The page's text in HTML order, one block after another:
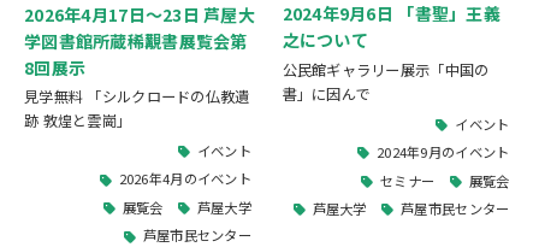
2026年4月17日～23日 芦屋大
学図書館所蔵稀覯書展覧会第
8回展示
見学無料 「シルクロードの仏教遺
跡 敦煌と雲崗」
イベント
2026年4月のイベント
展覧会
芦屋大学
芦屋市民センター
2024年9月6日 「書聖」王義
之について
公民館ギャラリー展示「中国の
書」に因んで
イベント
2024年9月のイベント
セミナー
展覧会
芦屋大学
芦屋市民センター